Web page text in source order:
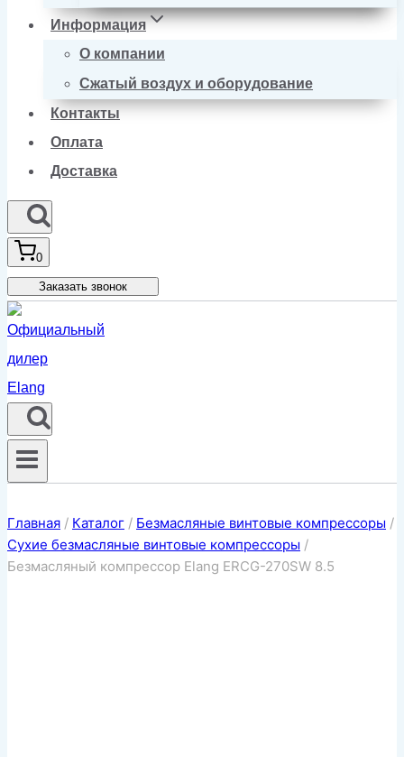
Информация
О компании
Сжатый воздух и оборудование
Контакты
Оплата
Доставка
0
Заказать звонок
Главная / Каталог / Безмасляные винтовые компрессоры /
Сухие безмасляные винтовые компрессоры /
Безмасляный компрессор Elang ERCG-270SW 8.5